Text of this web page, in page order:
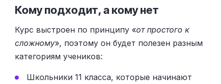
Кому подходит, а кому нет
Курс выстроен по принципу «от простого к
сложному», поэтому он будет полезен разным
категориям учеников:
Школьники 11 класса, которые начинают